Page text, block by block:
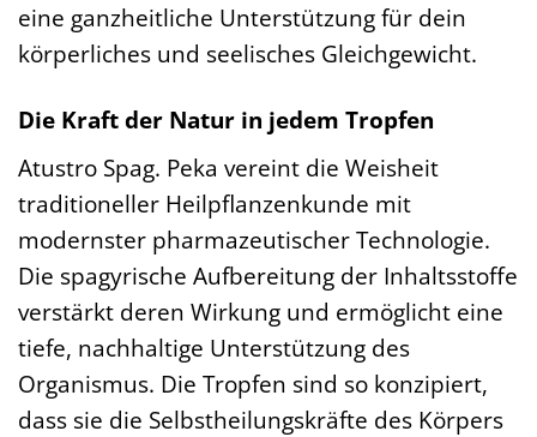
eine ganzheitliche Unterstützung für dein
körperliches und seelisches Gleichgewicht.
Die Kraft der Natur in jedem Tropfen
Atustro Spag. Peka vereint die Weisheit
traditioneller Heilpflanzenkunde mit
modernster pharmazeutischer Technologie.
Die spagyrische Aufbereitung der Inhaltsstoffe
verstärkt deren Wirkung und ermöglicht eine
tiefe, nachhaltige Unterstützung des
Organismus. Die Tropfen sind so konzipiert,
dass sie die Selbstheilungskräfte des Körpers